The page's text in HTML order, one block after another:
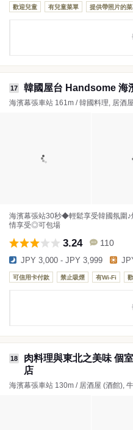
歡迎兒童 有兒童菜單 提供帶照片的
17 韓國屋台 Handsome 海
海濱幕張車站 161m / 韓國料理, 居酒
海濱幕張站30秒◆輕鬆享受韓國氛圍
情享受◎可包場
3.24 110
JPY 3,000 - JPY 3,999
可信用卡付款 禁止吸煙 有Wi-Fi
18
肉料理與東北之美味 個
店
海濱幕張車站 130m / 居酒屋 (酒館),